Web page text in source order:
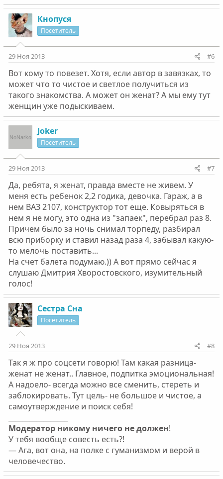
Кнопуся
Посетитель
29 Ноя 2013 #6
Вот кому то повезет. Хотя, если автор в завязках, то
может что то чистое и светлое получиться из
такого знакомства. А может он женат? А мы ему тут
женщин уже подыскиваем.
Joker
Посетитель
29 Ноя 2013 #7
Да, ребята, я женат, правда вместе не живем. У
меня есть ребенок 2,2 годика, девочка. Гараж, а в
нем ВАЗ 2107, конструктор тот еще. Ковыряться в
нем я не могу, это одна из "запаек", перебрал раз 8.
Причем было за ночь снимал торпеду, разбирал
всю приборку и ставил назад раза 4, забывал какую-
то мелочь поставить...
На счет балета подумаю.)) А вот прямо сейчас я
слушаю Дмитрия Хворостовского, изумительный
голос!
Сестра Сна
Посетитель
29 Ноя 2013 #8
Так я ж про соцсети говорю! Там какая разница-
женат не женат.. Главное, подпитка эмоциональная!
А надоело- всегда можно все сменить, стереть и
заблокировать. Тут цель- не большое и чистое, а
самоутверждение и поиск себя!
Модератор никому ничего не должен!
У тебя вообще совесть есть?!
— Ага, вот она, на полке с гуманизмом и верой в
человечество.